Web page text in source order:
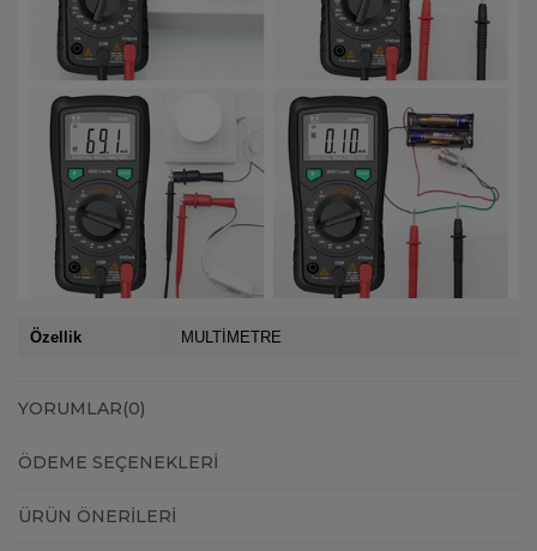
Özellik MULTİMETRE
YORUMLAR(0)
ÖDEME SEÇENEKLERI
ÜRÜN ÖNERILERI